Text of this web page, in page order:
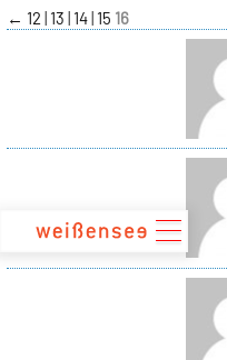
zum
Inhalt
← 12 13 14 15 16